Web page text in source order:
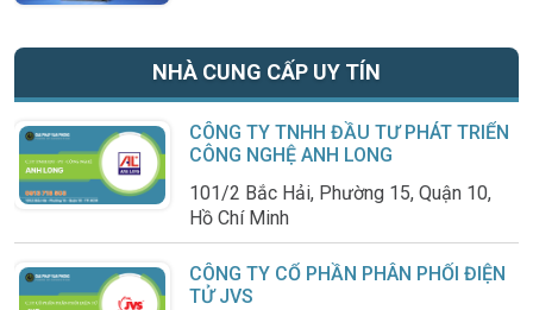
NHÀ CUNG CẤP UY TÍN
CÔNG TY TNHH ĐẦU TƯ PHÁT TRIỂN
CÔNG NGHỆ ANH LONG
101/2 Bắc Hải, Phường 15, Quận 10,
Hồ Chí Minh
CÔNG TY CỔ PHẦN PHÂN PHỐI ĐIỆN
TỬ JVS